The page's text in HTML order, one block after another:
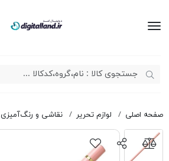
صفحه اصلی لوازم تحریر نقاشی و رنگ‌آمیزی